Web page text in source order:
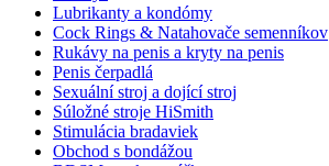
Lubrikanty a kondómy
Cock Rings & Natahovače semenníkov
Rukávy na penis a kryty na penis
Penis čerpadlá
Sexuální stroj a dojící stroj
Súložné stroje HiSmith
Stimulácia bradaviek
Obchod s bondážou